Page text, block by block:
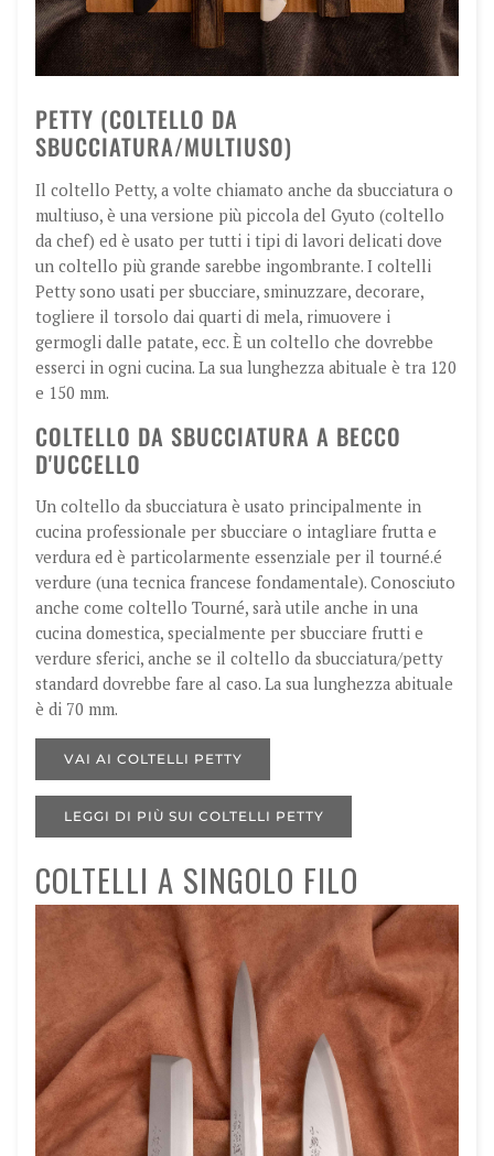
PETTY (COLTELLO DA
SBUCCIATURA/MULTIUSO)
Il coltello Petty, a volte chiamato anche da sbucciatura o
multiuso, è una versione più piccola del Gyuto (coltello
da chef) ed è usato per tutti i tipi di lavori delicati dove
un coltello più grande sarebbe ingombrante. I coltelli
Petty sono usati per sbucciare, sminuzzare, decorare,
togliere il torsolo dai quarti di mela, rimuovere i
germogli dalle patate, ecc. È un coltello che dovrebbe
esserci in ogni cucina. La sua lunghezza abituale è tra 120
e 150 mm.
COLTELLO DA SBUCCIATURA A BECCO
D'UCCELLO
Un coltello da sbucciatura è usato principalmente in
cucina professionale per sbucciare o intagliare frutta e
verdura ed è particolarmente essenziale per il tourné.é
verdure (una tecnica francese fondamentale). Conosciuto
anche come coltello Tourné, sarà utile anche in una
cucina domestica, specialmente per sbucciare frutti e
verdure sferici, anche se il coltello da sbucciatura/petty
standard dovrebbe fare al caso. La sua lunghezza abituale
è di 70 mm.
VAI AI COLTELLI PETTY
LEGGI DI PIÙ SUI COLTELLI PETTY
COLTELLI A SINGOLO FILO